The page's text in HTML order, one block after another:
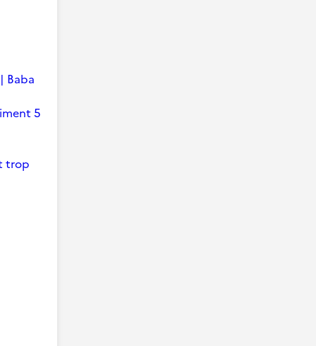
Baba
5
trop